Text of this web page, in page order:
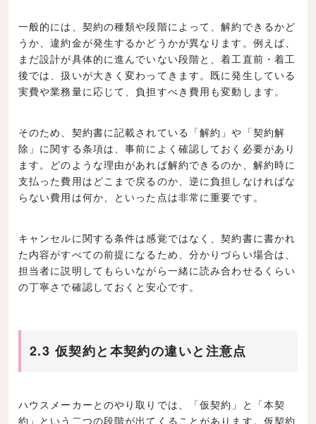
一般的には、契約の種類や段階によって、解約できるかど
うか、違約金が発生するかどうかが異なります。例えば、
まだ設計が具体的に進んでいない段階と、着工直前・着工
後では、扱いが大きく変わってきます。既に発生している
実費や業務量に応じて、負担すべき費用も変動します。
そのため、契約書に記載されている「解約」や「契約解
除」に関する条項は、事前によく確認しておく必要があり
ます。どのような理由があれば解約できるのか、解約時に
支払った費用はどこまで戻るのか、逆に負担しなければな
らない費用は何か、といった点は非常に重要です。
キャンセルに関する条件は感覚ではなく、契約書に書かれ
た内容がすべての前提になるため、分かりづらい場合は、
担当者に説明してもらいながら一緒に読み合わせるくらい
の丁寧さで確認しておくと安心です。
2.3 仮契約と本契約の違いと注意点
ハウスメーカーとのやり取りでは、「仮契約」と「本契
約」という二つの段階が出てくることがあります。仮契約